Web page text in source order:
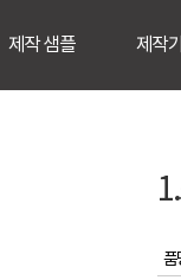
제작 샘플 제작
품